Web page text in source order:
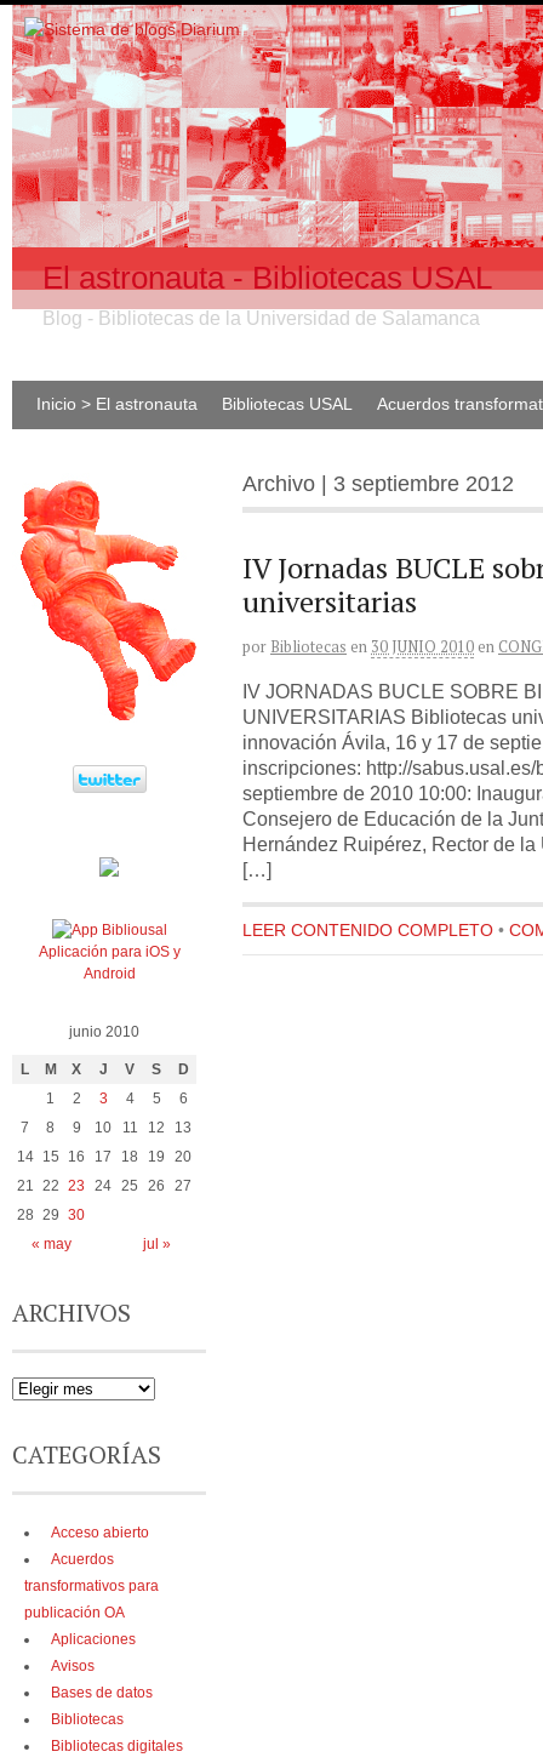
El astronauta - Bibliotecas USAL
Blog - Bibliotecas de la Universidad de Salamanca
Inicio > El astronauta Bibliotecas USAL Acuerdos
Archivo | 3 septiembre 2012
IV Jornadas BUCLE
universitarias
por Bibliotecas en 30 JUNIO 2010 en
IV JORNADAS BUCLE SOBRE
UNIVERSITARIAS Bibliotecas
innovación Ávila, 16 y 17 de
inscripciones: http://
septiembre de 2010 10:00:
Consejero de Educación de la
Hernández Ruipérez, Rector de
[…]
LEER CONTENIDO COMPLETO •
Aplicación para iOS y
Android
junio 2010
L M X J V S D
« may jul »
1 2 3 4 5
6
7
8 9 10 11 12
13
14
15 16 17 18 19
20
21 22 23 24 25 26
27
28 29 30
ARCHIVOS
CATEGORÍAS
Acceso abierto
Acuerdos
transformativos para
publicación OA
Aplicaciones
Avisos
Bases de datos
Bibliotecas
Bibliotecas digitales